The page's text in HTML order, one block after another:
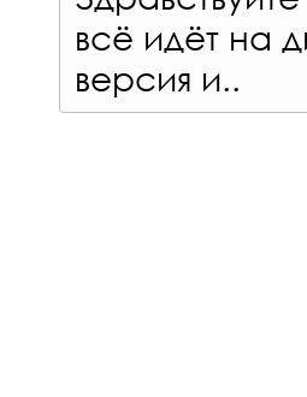
всё идёт на
версия и..